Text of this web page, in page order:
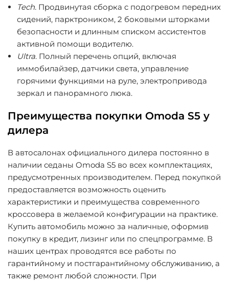
Tech. Продвинутая сборка с подогревом передних
сидений, парктроником, 2 боковыми шторками
безопасности и длинным списком ассистентов
активной помощи водителю.
Ultra. Полный перечень опций, включая
иммобилайзер, датчики света, управление
горячими функциями на руле, электропривода
зеркал и панорамного люка.
Преимущества покупки Omoda S5 у
дилера
В автосалонах официального дилера постоянно в
наличии седаны Omoda S5 во всех комплектациях,
предусмотренных производителем. Перед покупкой
предоставляется возможность оценить
характеристики и преимущества современного
кроссовера в желаемой конфигурации на практике.
Купить автомобиль можно за наличные, оформив
покупку в кредит, лизинг или по спецпрограмме. В
наших центрах проводятся все работы по
гарантийному и постгарантийному обслуживанию, а
также ремонт любой сложности. При